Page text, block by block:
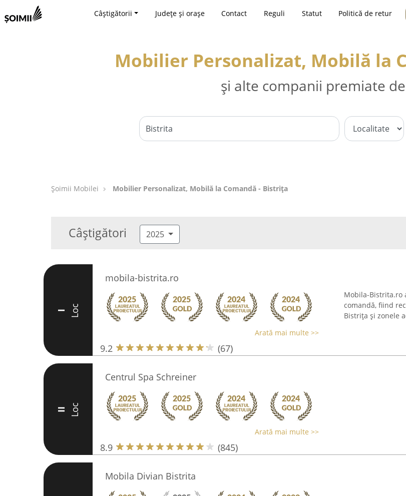
Câștigătorii Județe și orașe Contact Reguli Statut Politică de retur
Mobilier Personalizat, Mobilă la
și alte companii premiate
Șoimii Mobilei Mobilier Personalizat, Mobilă la Comandă - Bistriţa
Câștigători 2025
I Loc
mobila-bistrita.ro
Arată mai multe >>
9.2 (67)
Mobila-Bistrita.ro
comandă, fiind
Bistrița și zonele
II Loc
Centrul Spa Schreiner
Arată mai multe >>
8.9 (845)
Mobila Divian Bistrita